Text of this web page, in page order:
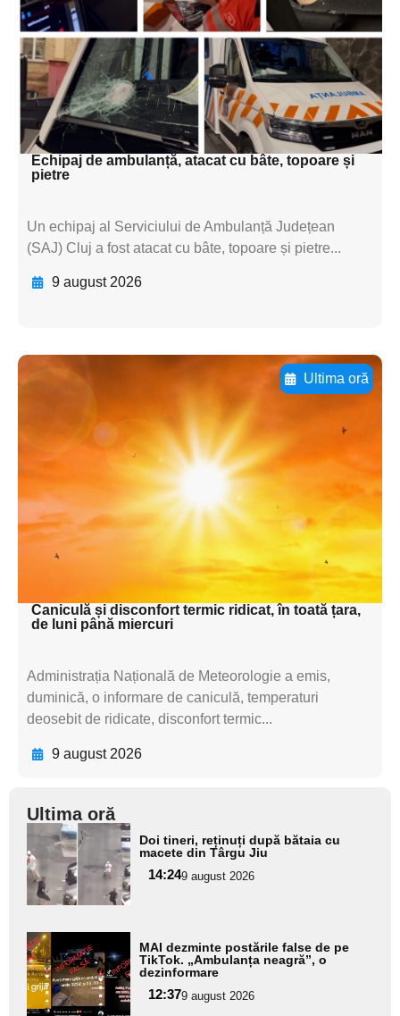
textul pentru
subtitluAdaugă aici
textul pentru
subtitluAdaugă aici
textul pentru subti
Echipaj de ambulanță, atacat cu bâte, topoare și
pietre
Un echipaj al Serviciului de Ambulanță Județean
(SAJ) Cluj a fost atacat cu bâte, topoare și pietre...
9 august 2026
Ultima oră
Adaugă aici textul pentru
subtitluAdaugă aici
textul pentru
subtitluAdaugă aici
textul pentru
subtitluAdaugă aici
textul pentru subti
Caniculă și disconfort termic ridicat, în toată țara,
de luni până miercuri
Administrația Națională de Meteorologie a emis,
duminică, o informare de caniculă, temperaturi
deosebit de ridicate, disconfort termic...
9 august 2026
Ultima oră
Adaugă
aici textul
pentru
subtitlu
Doi tineri, reținuți după bătaia cu
macete din Târgu Jiu
14:249 august 2026
Adaugă
aici textul
pentru
subtitlu
MAI dezminte postările false de pe
TikTok. „Ambulanța neagră”, o
dezinformare
12:379 august 2026